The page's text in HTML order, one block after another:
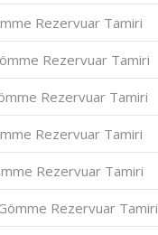
Rezervuar Tamiri
Rezervuar Tamiri
Rezervuar Tamiri
Rezervuar Tamiri
Rezervuar Tamiri
Rezervuar Tamiri